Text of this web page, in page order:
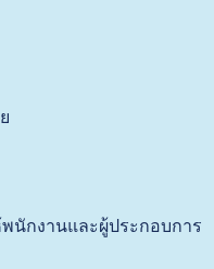
นักงานและผู้ประกอบการ